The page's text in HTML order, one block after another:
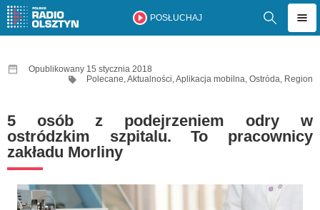
POSŁUCHAJ
Opublikowany 15 stycznia 2018
Polecane,Aktualności,Aplikacja mobilna, Ostróda, Region
5 osób z podejrzeniem odry w
ostródzkim szpitalu. To pracownicy
zakładu Morliny